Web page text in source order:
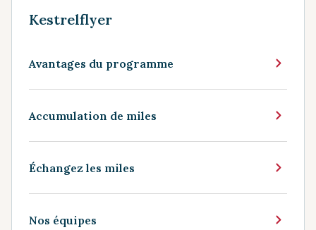
Kestrelflyer
Avantages du programme
Accumulation de miles
Échangez les miles
Nos équipes